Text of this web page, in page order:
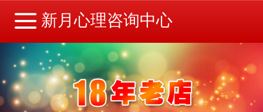
新月心理咨询中心